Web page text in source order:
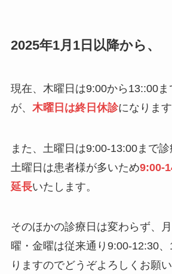
2025年1月1日以降から、
現在、木曜日は9:00から13::00
が、 木曜日は終日休診になります
また、土曜日は9:00-13:00まで診
土曜日は患者様が多いため9:00-
延長いたします。
そのほかの診療日は変わらず、
曜・金曜は従来通り9:00-12:30
りますのでどうぞよろしくお願い